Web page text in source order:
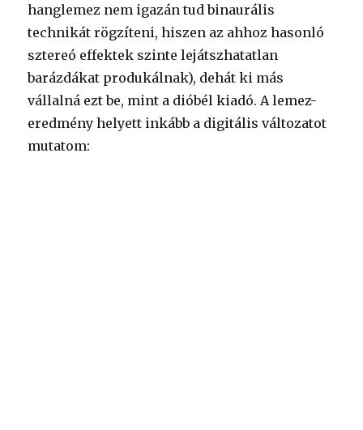
hanglemez nem igazán tud binaurális
technikát rögzíteni, hiszen az ahhoz hasonló
sztereó effektek szinte lejátszhatatlan
barázdákat produkálnak), dehát ki más
vállalná ezt be, mint a dióbél kiadó. A lemez-
eredmény helyett inkább a digitális változatot
mutatom: